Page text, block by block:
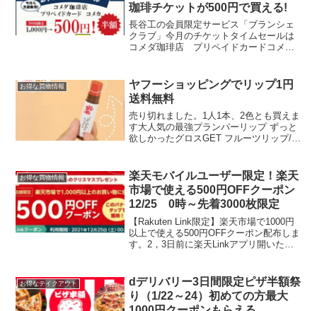
珈琲チケットが500円で買える!
長谷工の会員限定サービス「ブランシェ
クラブ」今月のチケットタイムセールは
コメダ珈琲店 プリペイドカードコメ
～販売開始です。今回は500枚。間に合う
か...
お得な買物情報
ヤフーショッピングでリップ1円
送料無料
売り切れました。1人1本、2色とも買えま
す大人気の最強プランパーリップ ずっと
欲しかったグロスGET フルーツリップ/リ
かったグロスGET フルーツリップ/リッ
プ...
お得な買物情報
楽天モバイルユーザー限定！楽天
市場で使える500円OFFクーポン
12/25 0時～先着3000枚限定
【Rakuten Link限定】楽天市場で1000円
以上で使える500円OFFクーポン配布しま
す。2，3日前に楽天Linkアプリ開いたら
ら先着3000枚なので早い者...
お得なテイクアウト
dデリバリー3日間限定ピザ半額祭
り（1/22～24）初めての方最大